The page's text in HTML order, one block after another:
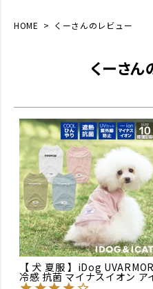
HOME くーさんのレビュー
くーさん
【 犬 夏服 】iDog
冷感 抗菌 マイナスイオン ア